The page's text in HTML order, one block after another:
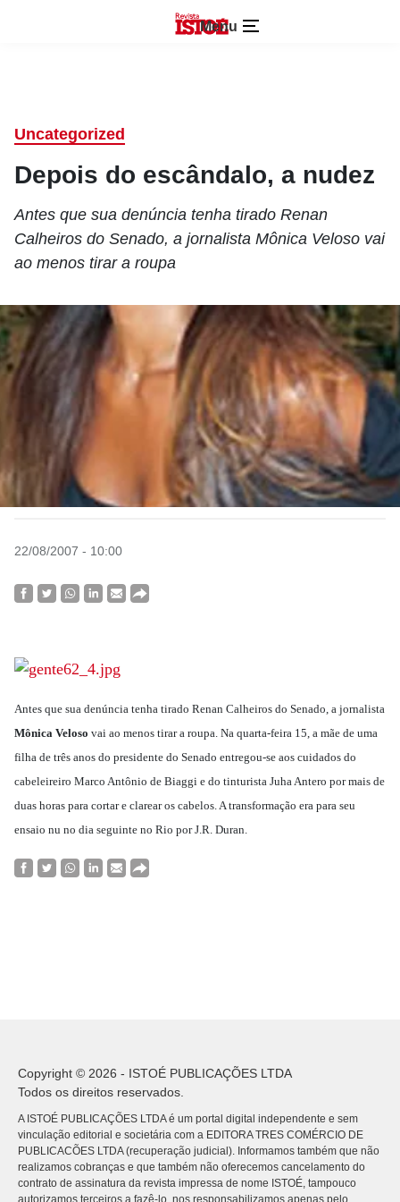
Menu
Uncategorized
Depois do escândalo, a nudez
Antes que sua denúncia tenha tirado Renan
Calheiros do Senado, a jornalista Mônica Veloso vai
ao menos tirar a roupa
22/08/2007 - 10:00
Antes que sua denúncia tenha tirado Renan Calheiros do Senado, a jornalista
Mônica Veloso vai ao menos tirar a roupa. Na quarta-feira 15, a mãe de uma
filha de três anos do presidente do Senado entregou-se aos cuidados do
cabeleireiro Marco Antônio de Biaggi e do tinturista Juha Antero por mais de
duas horas para cortar e clarear os cabelos. A transformação era para seu
ensaio nu no dia seguinte no Rio por J.R. Duran.
Copyright © 2026 - ISTOÉ PUBLICAÇÕES LTDA
Todos os direitos reservados.
A ISTOÉ PUBLICAÇÕES LTDA é um portal digital independente e sem
vinculação editorial e societária com a EDITORA TRES COMÉRCIO DE
PUBLICACÕES LTDA (recuperação judicial). Informamos também que não
realizamos cobranças e que também não oferecemos cancelamento do
contrato de assinatura da revista impressa de nome ISTOÉ, tampouco